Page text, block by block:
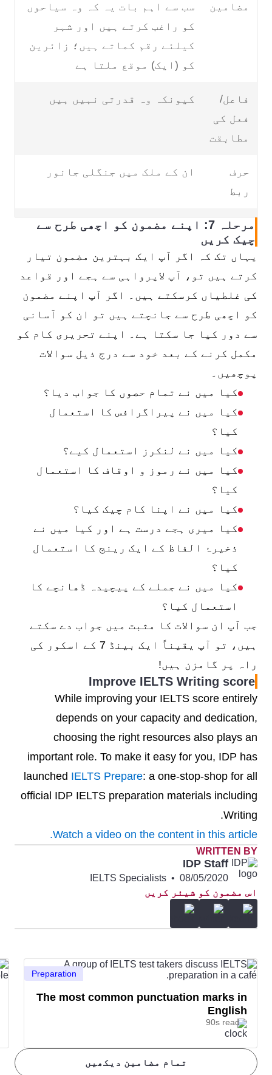
مضامین
سب سے اہم بات یہ کہ وہ سیاحوں
کو راغب کرتے ہیں اور شہر
کیلئے رقم کماتے ہیں؛ زائرین
کو (ایک) موقع ملتا ہے
فاعل/
فعل کی
مطابقت
کیونکہ وہ قدرتی نہیں ہیں
حرف
ربط
ان کے ملک میں جنگلی جانور
جمع
ہم اکثر خبر والی کہانی
رموز
اوقاف
سب سے اہم بات یہ ہے کہ وہ
زیادہ سیاحوں کو متوجہ کرتے
ہیں اور شہر کیلئے رقم کماتے
ہیں۔
مرحلہ 7: اپنے مضمون کو اچھی طرح سے
چیک کریں
یہاں تک کہ اگر آپ ایک بہترین مضمون تیار
کرتے ہیں تو، آپ لاپرواہی سے ہجے اور قواعد
کی غلطیاں کرسکتے ہیں۔ اگر آپ اپنے مضمون
کو اچھی طرح سے جانچتے ہیں تو ان کو آسانی
سے دور کیا جا سکتا ہے۔ اپنے تحریری کام کو
مکمل کرنے کے بعد خود سے درج ذیل سوالات
پوچھیں۔
کیا میں نے تمام حصوں کا جواب دیا؟
کیا میں نے پیراگرافس کا استعمال
کیا؟
کیا میں نے لنکرز استعمال کیے؟
کیا میں نے رموز و اوقاف کا استعمال
کیا؟
کیا میں نے اپنا کام چیک کیا؟
کیا میری ہجے درست ہے اور کیا میں نے
ذخیرۂ الفاظ کے ایک رینج کا استعمال
کیا؟
کیا میں نے جملے کے پیچیدہ ڈھانچے کا
استعمال کیا؟
جب آپ ان سوالات کا مثبت میں جواب دے سکتے
ہیں، تو آپ یقیناً ایک بینڈ 7 کے اسکور کی
راہ پر گامزن ہیں!
Improve IELTS Writing score
While improving your IELTS score entirely
depends on your capacity and dedication,
choosing the right resources also plays an
important role. To make it easy for you, IDP has
launched IELTS Prepare: a one-stop-shop for all
official IDP IELTS preparation materials including
Writing.
Watch a video on the content in this article.
WRITTEN BY
IDP Staff
08/05/2020
•
IELTS Specialists
اس مضمون کو شیئر کریں
تمام مضامین دیکھیں
Preparation
The most common punctuation marks in
English
90s read